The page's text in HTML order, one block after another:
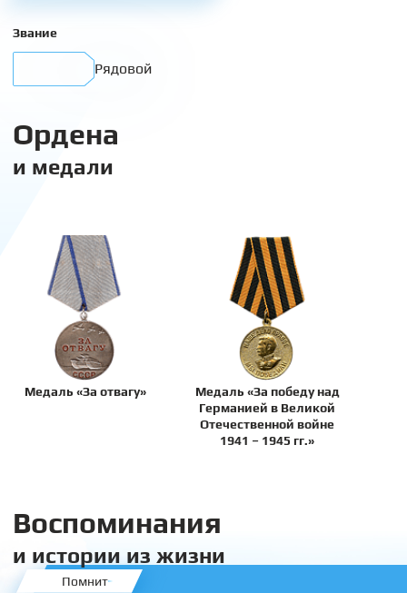
Звание
Рядовой
Ордена
и медали
Медаль «За отвагу»
Медаль «За победу над
Германией в Великой
Отечественной войне
1941 – 1945 гг.»
Воспоминания
и истории из жизни
Помнит